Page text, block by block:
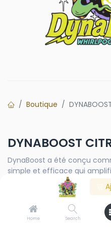
Home Search
Boutique
DYNABOOST
DynaBoost a été conçu
simple et efficace qui
concentration de composés
à cette solubilité, vous
impactant vos déchets et
vers votre fermenteur.
une augmentation du